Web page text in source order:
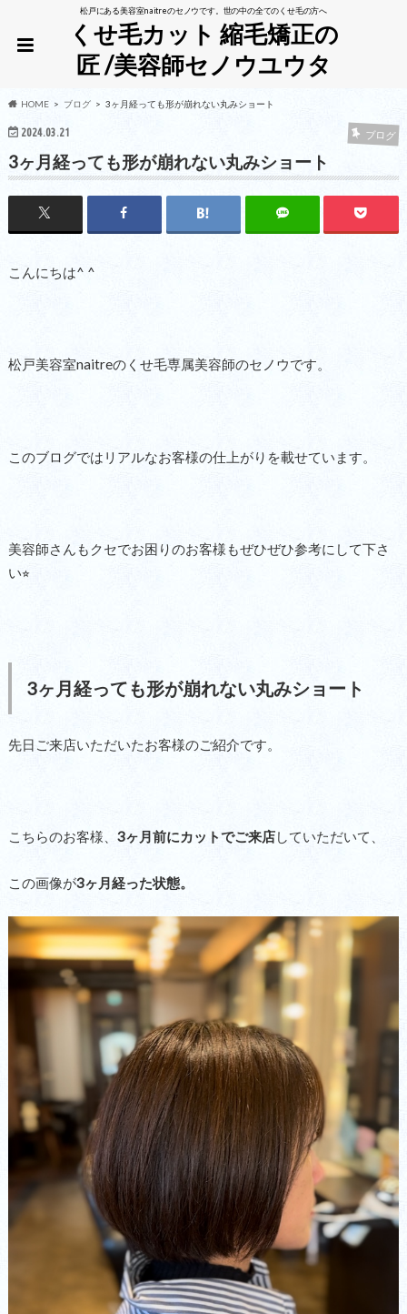
松戸にある美容室naitreのセノウです。世の中の全てのくせ毛の方へ
くせ毛カット 縮毛矯正の
匠 /美容師セノウユウタ
HOME ブログ 3ヶ月経っても形が崩れない丸みショート
2024.03.21 ブログ
3ヶ月経っても形が崩れない丸みショート
こんにちは^ ^
松戸美容室naitreのくせ毛専属美容師のセノウです。
このブログではリアルなお客様の仕上がりを載せています。
美容師さんもクセでお困りのお客様もぜひぜひ参考にして下さ
い⭐︎
3ヶ月経っても形が崩れない丸みショート
先日ご来店いただいたお客様のご紹介です。
こちらのお客様、 3ヶ月前にカットでご来店していただいて、
この画像が3ヶ月経った状態。